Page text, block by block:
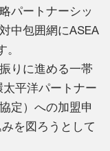
パートナーシッ
中包囲網にASEA
りに進める一帯
平洋パートナー
定）への加盟申
を図ろうとして